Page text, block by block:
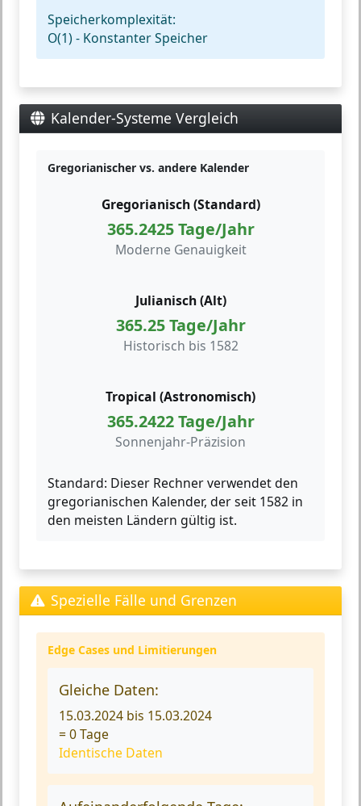
Speicherkomplexität:
O(1) - Konstanter Speicher
Kalender-Systeme Vergleich
Gregorianischer vs. andere Kalender
Gregorianisch (Standard)
365.2425 Tage/Jahr
Moderne Genauigkeit
Julianisch (Alt)
365.25 Tage/Jahr
Historisch bis 1582
Tropical (Astronomisch)
365.2422 Tage/Jahr
Sonnenjahr-Präzision
Standard: Dieser Rechner verwendet den
gregorianischen Kalender, der seit 1582 in
den meisten Ländern gültig ist.
Spezielle Fälle und Grenzen
Edge Cases und Limitierungen
Gleiche Daten:
15.03.2024 bis 15.03.2024
=0 Tage
Identische Daten